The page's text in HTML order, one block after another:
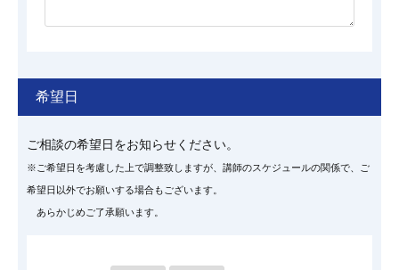
希望日
ご相談の希望日をお知らせください。
※ご希望日を考慮した上で調整致しますが、講師のスケジュールの関係で、ご
希望日以外でお願いする場合もございます。
あらかじめご了承願います。